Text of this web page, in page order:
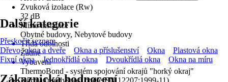
Zvuková izolace (Rw)
32 dB
Místo instalace
Obytné budovy, Nebytové budovy
Třída odolnosti
Žádné
Vybavení
ThermoBond - systém spojování okrajů "horký okraj"
Norma (prodyšnost podle EN 12207:1999-11)
Další kategorie
Přeskočit seznam
Dřevo, okna a dveře
Okna a příslušenství Okna
Plastová okna
Fixní okna
Jednokřídlá okna Dvoukřídlá okna Okna na míru
Zákaznická hodnocení